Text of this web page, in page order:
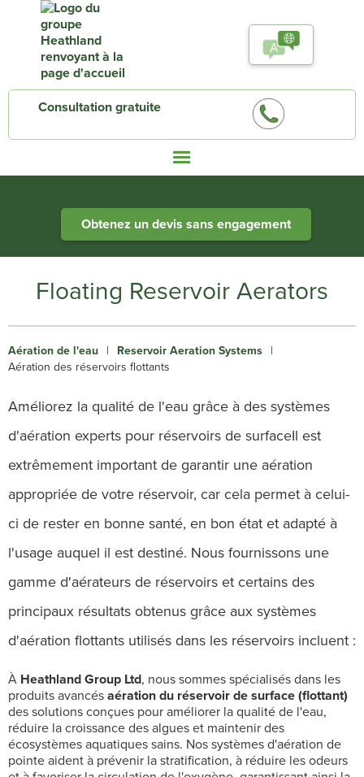
Consultation gratuite
Obtenez un devis sans engagement
Floating Reservoir Aerators
Aération de l'eau | Reservoir Aeration Systems |
Aération des réservoirs flottants
Améliorez la qualité de l'eau grâce à des systèmes
d'aération experts pour réservoirs de surfaceIl est
extrêmement important de garantir une aération
appropriée de votre réservoir, car cela permet à celui-
ci de rester en bonne santé, en bon état et adapté à
l'usage auquel il est destiné. Nous fournissons une
gamme d'aérateurs de réservoirs et certains des
principaux résultats obtenus grâce aux systèmes
d'aération flottants utilisés dans les réservoirs incluent :
À Heathland Group Ltd, nous sommes spécialisés dans les
produits avancésaération du réservoir de surface (flottant)
des solutions conçues pour améliorer la qualité de l'eau,
réduire la croissance des algues et maintenir des
écosystèmes aquatiques sains. Nos systèmes d'aération de
pointe aident à prévenir la stratification, à réduire les odeurs